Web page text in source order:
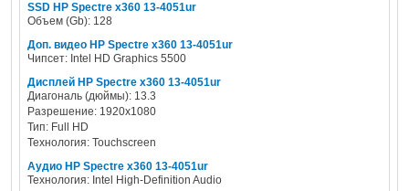
SSD HP Spectre x360 13-4051ur
Объем (Gb): 128
Доп. видео HP Spectre x360 13-4051ur
Чипсет: Intel HD Graphics 5500
Дисплей HP Spectre x360 13-4051ur
Диагональ (дюймы): 13.3
Разрешение: 1920x1080
Тип: Full HD
Технология: Touchscreen
Аудио HP Spectre x360 13-4051ur
Технология: Intel High-Definition Audio